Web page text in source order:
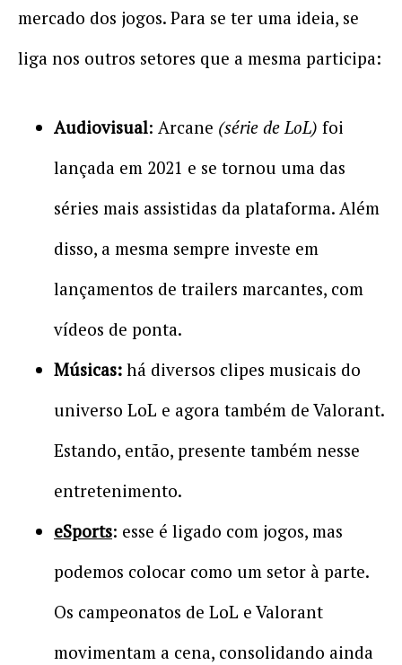
mercado dos jogos. Para se ter uma ideia, se
liga nos outros setores que a mesma participa:
Audiovisual: Arcane (série de LoL) foi
lançada em 2021 e se tornou uma das
séries mais assistidas da plataforma. Além
disso, a mesma sempre investe em
lançamentos de trailers marcantes, com
vídeos de ponta.
Músicas: há diversos clipes musicais do
universo LoL e agora também de Valorant.
Estando, então, presente também nesse
entretenimento.
eSports: esse é ligado com jogos, mas
podemos colocar como um setor à parte.
Os campeonatos de LoL e Valorant
movimentam a cena, consolidando ainda